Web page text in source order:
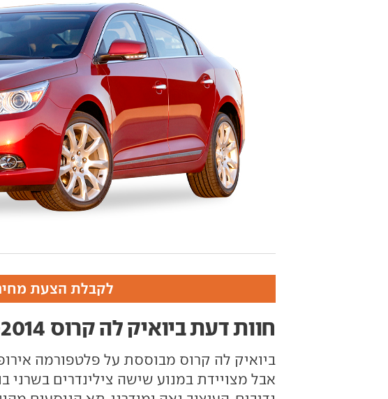
לקבלת הצעת
חוות דעת ביואיק לה קרוס ‏2010-2014
ביואיק לה קרוס מבוססת על פלטפורמה
אבל מצויידת במנוע שישה צילינדרים